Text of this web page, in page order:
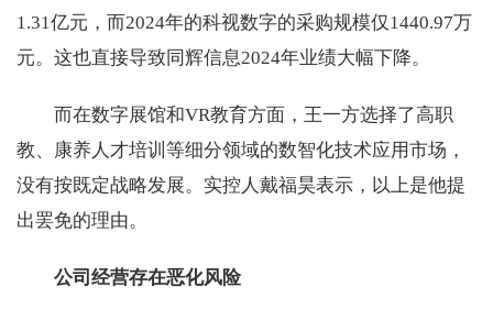
1.31亿元，而2024年的科视数字的采购规模仅1440.97万
元。这也直接导致同辉信息2024年业绩大幅下降。
而在数字展馆和VR教育方面，王一方选择了高职
教、康养人才培训等细分领域的数智化技术应用市场，
没有按既定战略发展。实控人戴福昊表示，以上是他提
出罢免的理由。
公司经营存在恶化风险